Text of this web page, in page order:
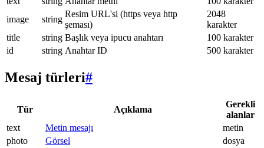
image
string
Resim URL'si (https veya http
şeması)
2048
karakter
title
string Başlık veya ipucu anahtarı
100 karakter
id
string Anahtar ID 500 karakter
Mesaj türleri#
Tür Açıklama
Gerekli
alanlar
text
Metin mesajı
metin
photo
Görsel
dosya